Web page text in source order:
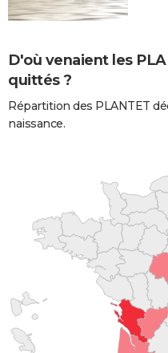
D'où venaient les
quittés ?
Répartition des PLANTET
naissance.